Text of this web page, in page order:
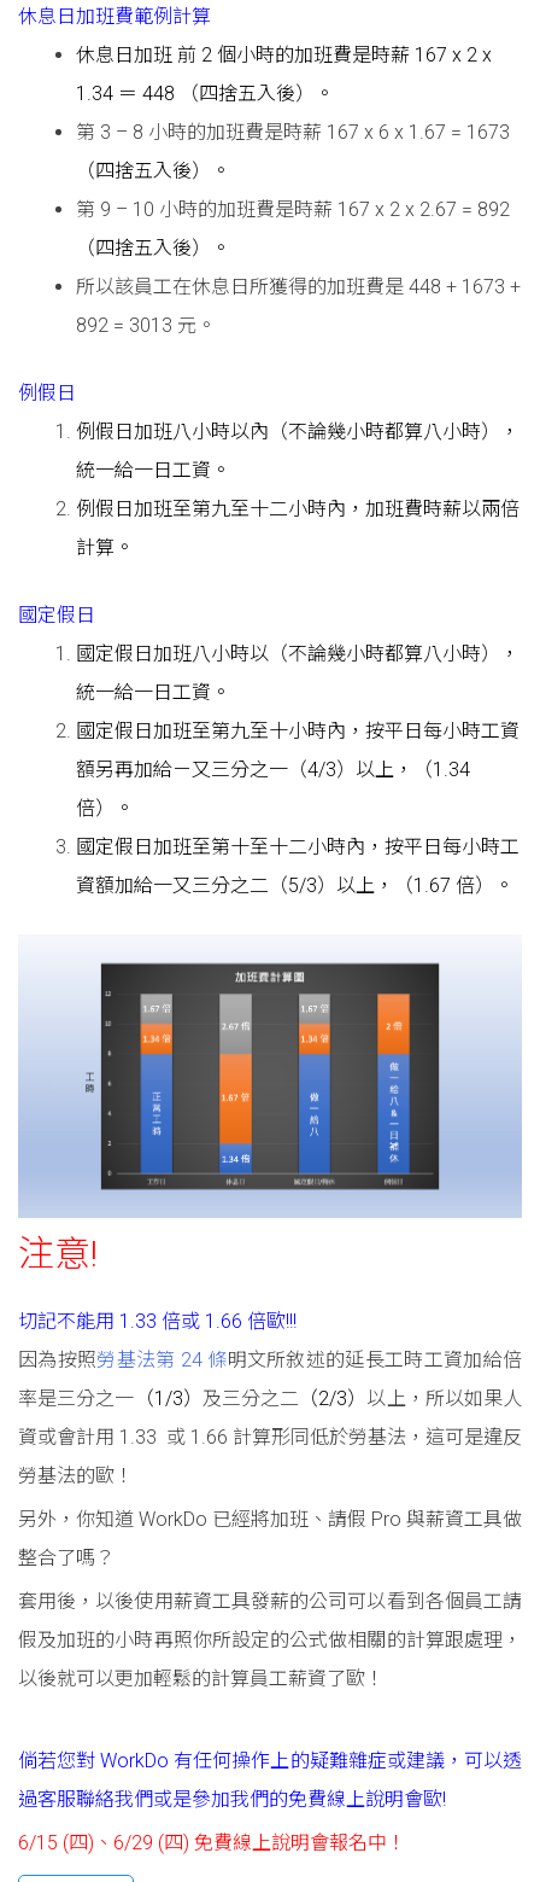
休息日加班費範例計算
休息日加班 前 2 個小時的加班費是時薪 167 x 2 x
1.34 ＝ 448 （四捨五入後）。
第 3 – 8 小時的加班費是時薪 167 x 6 x 1.67 = 1673
（四捨五入後）。
第 9 – 10 小時的加班費是時薪 167 x 2 x 2.67 = 892
（四捨五入後）。
所以該員工在休息日所獲得的加班費是 448 + 1673 +
892 = 3013 元。
例假 日
例假日加班八小時以內（不論幾小時都算八小時），
統一給一日工資。
例假日加班至第九至十二小時內，加班費時薪以兩倍
計算。
國定假 日
國定假日加班八小時以（不論幾小時都算八小時），
統一給一日工資。
國定假日加班至第九至十小時內，按平日每小時工資
額另再加給ㄧ又三分之一（4/3）以上，（1.34
倍）。
國定假日加班至第十至十二小時內，按平日每小時工
資額加給一又三分之二（5/3）以上，（1.67 倍）。
注意!
切記不能用 1.33 倍或 1.66 倍歐!!!
因為按照勞基法第 24 條明文所敘述的延長工時工資加給倍
率是三分之一 （1/3） 及三分之二 （2/3） 以上，所以如果人
資或會計用 1.33 或 1.66 計算形同低於勞基法，這可是違反
勞基法的歐！
另外，你知道 WorkDo 已經將加班、請假 Pro 與薪資工具做
整合了嗎？
套用後，以後使用薪資工具發薪的公司可以看到各個員工請
假及加班的小時再照你所設定的公式做相關的計算跟處理，
以後就可以更加輕鬆的計算員工薪資了歐！
倘若您對 WorkDo 有任何操作上的疑難雜症或建議，可以透
過客服聯絡我們或是參加我們的免費線上說明會歐!
6/15 (四)、6/29 (四) 免費線上說明會報名中！